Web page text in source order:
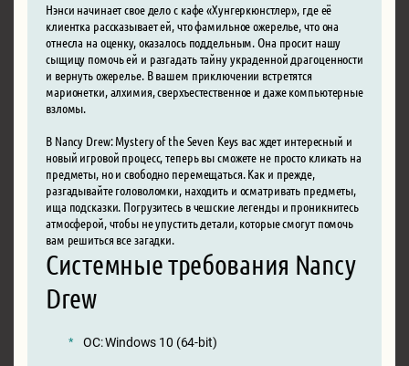
Нэнси начинает свое дело с кафе «Хунгеркюнстлер», где её
клиентка рассказывает ей, что фамильное ожерелье, что она
отнесла на оценку, оказалось поддельным. Она просит нашу
сыщицу помочь ей и разгадать тайну украденной драгоценности
и вернуть ожерелье. В вашем приключении встретятся
марионетки, алхимия, сверхъестественное и даже компьютерные
взломы.
В Nancy Drew: Mystery of the Seven Keys вас ждет интересный и
новый игровой процесс, теперь вы сможете не просто кликать на
предметы, но и свободно перемещаться. Как и прежде,
разгадывайте головоломки, находить и осматривать предметы,
ища подсказки. Погрузитесь в чешские легенды и проникнитесь
атмосферой, чтобы не упустить детали, которые смогут помочь
вам решиться все загадки.
Системные требования Nancy
Drew
ОС: Windows 10 (64-bit)